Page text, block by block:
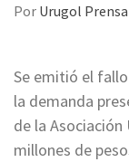
Por Urugol Prensa
Se emitió el
la demanda
de la Asociación
millones de